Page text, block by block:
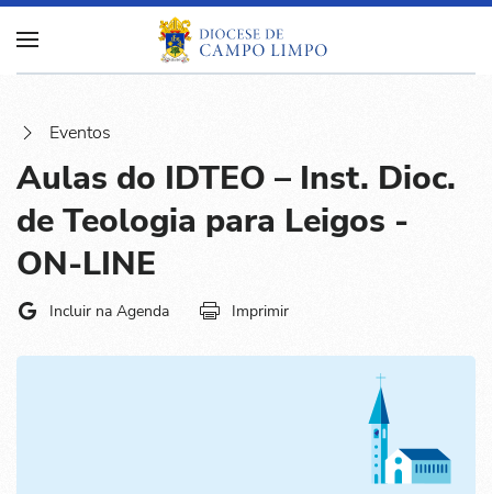
Eventos
Aulas do IDTEO – Inst. Dioc.
de Teologia para Leigos -
ON-LINE
Incluir na Agenda Imprimir